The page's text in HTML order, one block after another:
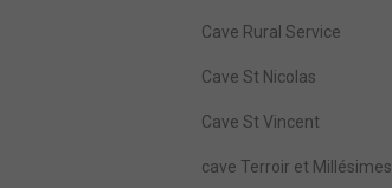
Cave Rural Service
Cave St Nicolas
Cave St Vincent
cave Terroir et Millésimes